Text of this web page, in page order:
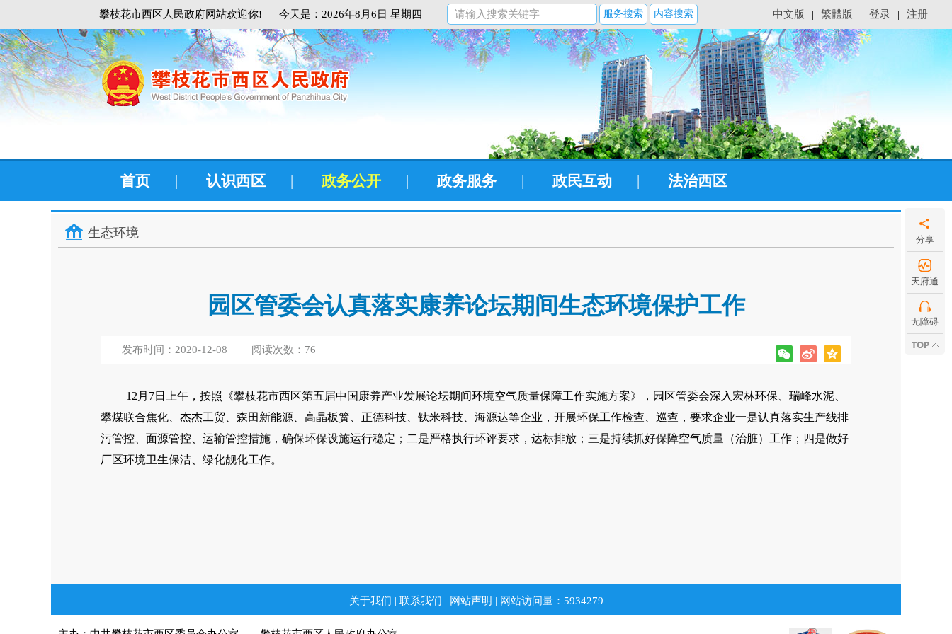
攀枝花市西区人民政府网站欢迎你! 今天是：2026年8月6日 星期四 服务搜索 内容搜索 中文版 | 繁體版 | 登录 | 注册
首页 | 认识西区 | 政务公开 | 政务服务 | 政民互动 | 法治西区
生态环境
园区管委会认真落实康养论坛期间生态环境保护工作
发布时间：2020-12-08 阅读次数： 76
12月7日上午，按照《攀枝花市西区第五届中国康养产业发展论坛期间环境空气质量保障工作实施方案》，园区管委会深入宏林环保、瑞峰水泥、
攀煤联合焦化、杰杰工贸、森田新能源、高晶板簧、正德科技、钛米科技、海源达等企业，开展环保工作检查、巡查，要求企业一是认真落实生产线排
污管控、面源管控、运输管控措施，确保环保设施运行稳定；二是严格执行环评要求，达标排放；三是持续抓好保障空气质量（治脏）工作；四是做好
厂区环境卫生保洁、绿化靓化工作。
关于我们 | 联系我们 | 网站声明 | 网站访问量： 5934279
分享
天府通
无障碍